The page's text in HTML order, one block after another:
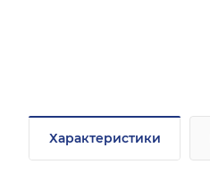
Характеристики